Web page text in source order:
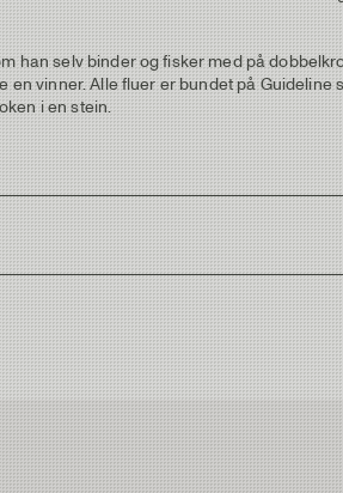
han selv binder og fisker med på
vinner. Alle fluer er bundet på
i en stein.